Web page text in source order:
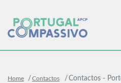
Home Contactos Contactos -